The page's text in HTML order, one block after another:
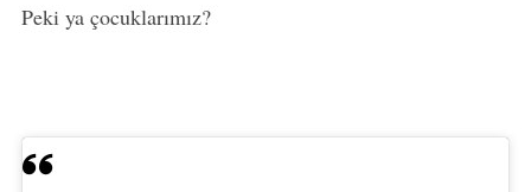
Peki ya çocuklarımız?